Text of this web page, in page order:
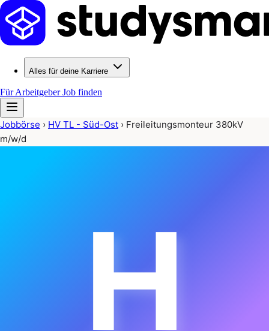
Alles für deine Karriere
Für ArbeitgeberJob finden
Jobbörse › HV TL - Süd-Ost › Freileitungsmonteur 380kV
m/w/d
H